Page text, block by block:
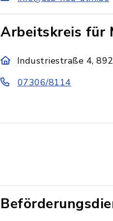
Arbeitskreis für
Industriestraße 4,
07306/8114